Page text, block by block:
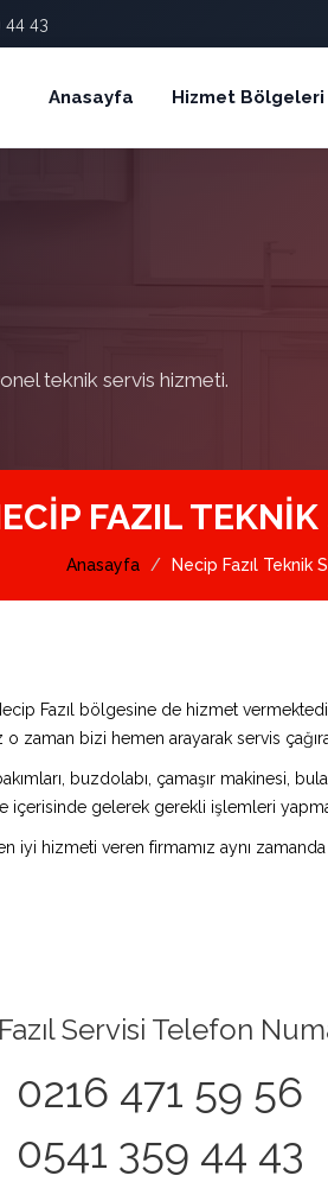
44 43
Anasayfa Hizmet Bölgeleri
teknik servis hizmeti.
FAZIL TEKNIK
Anasayfa Necip Fazıl Teknik
Fazıl bölgesine de hizmet
o zaman bizi hemen arayarak servis
buzdolabı, çamaşır makinesi,
içerisinde gelerek gerekli işlemleri
iyi hizmeti veren firmamız aynı
Servisi Telefon
0216 471 59 56
0541 359 44 43